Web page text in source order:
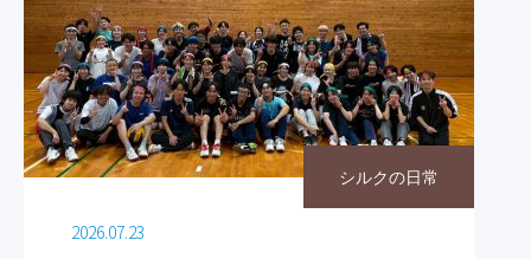
シルクの日常
2026.07.23